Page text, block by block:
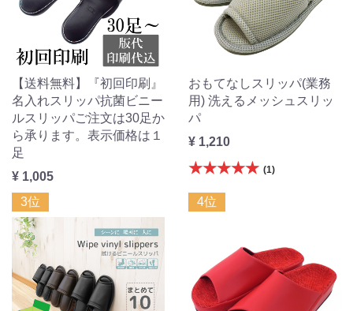
【送料無料】『初回印刷』
名入れスリッパ抗菌ビニー
ルスリッパご注文は30足か
ら承ります。表示価格は１
足
¥ 1,005
おもてなしスリッパ(業務
用) 洗えるメッシュスリッ
パ
¥ 1,210
★★★★★ (1)
3位 4位